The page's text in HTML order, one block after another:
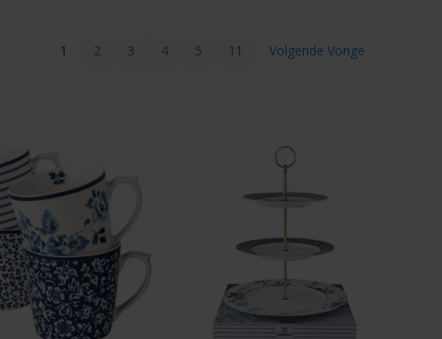
1 2 3 4 5 11 Volgende Vorige